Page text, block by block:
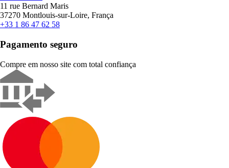
11 rue Bernard Maris
37270 Montlouis-sur-Loire, França
+33 1 86 47 62 58
Pagamento seguro
Compre em nosso site com total confiança